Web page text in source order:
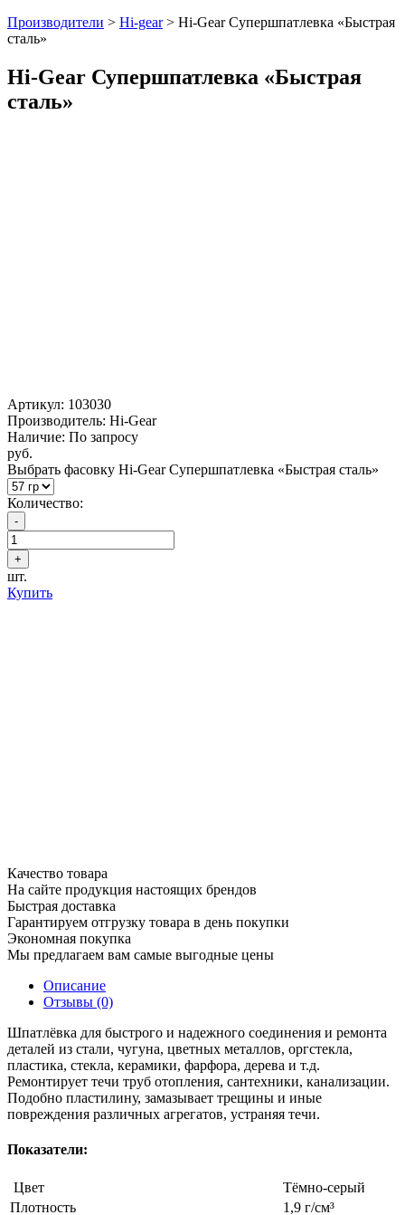
Производители > Hi-gear> Hi-Gear Супершпатлевка «Быстрая
сталь»
Hi-Gear Супершпатлевка «Быстрая
сталь»
Артикул: 103030
Производитель: Hi-Gear
Наличие: По запросу
руб.
Выбрать фасовку Hi-Gear Супершпатлевка «Быстрая сталь»
Количество:
шт.
Купить
Качество товара
На сайте продукция настоящих брендов
Быстрая доставка
Гарантируем отгрузку товара в день покупки
Экономная покупка
Мы предлагаем вам самые выгодные цены
Описание
Отзывы (0)
Шпатлёвка для быстрого и надежного соединения и ремонта
деталей из стали, чугуна, цветных металлов, оргстекла,
пластика, стекла, керамики, фарфора, дерева и т.д.
Ремонтирует течи труб отопления, сантехники, канализации.
Подобно пластилину, замазывает трещины и иные
повреждения различных агрегатов, устраняя течи.
Показатели:
Цвет
Тёмно-серый
Плотность
1,9 г/см³